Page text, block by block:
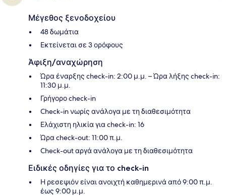
Μέγεθος ξενοδοχείου
48 δωμάτια
Εκτείνεται σε 3 ορόφους
Άφιξη/αναχώρηση
Ώρα έναρξης check-in: 2:00 μ.μ. – Ώρα λήξης check-in:
11:30 μ.μ.
Γρήγορο check-in
Check-in νωρίς ανάλογα με τη διαθεσιμότητα
Ελάχιστη ηλικία για check-in: 16
Ώρα check-out: 11:00 π.μ.
Check-out αργά ανάλογα με τη διαθεσιμότητα
Ειδικές οδηγίες για το check-in
Η ρεσεψιόν είναι ανοιχτή καθημερινά από 9:00 π.μ.
έως 9:00 μ.μ.